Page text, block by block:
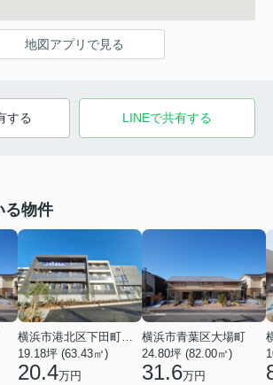
地図アプリで見る
する LINEで共有する
る物件
19.18坪 (63.43㎡)
20.4万円
横浜市青葉区大場町
24.80坪 (82.00㎡)
31.6万円